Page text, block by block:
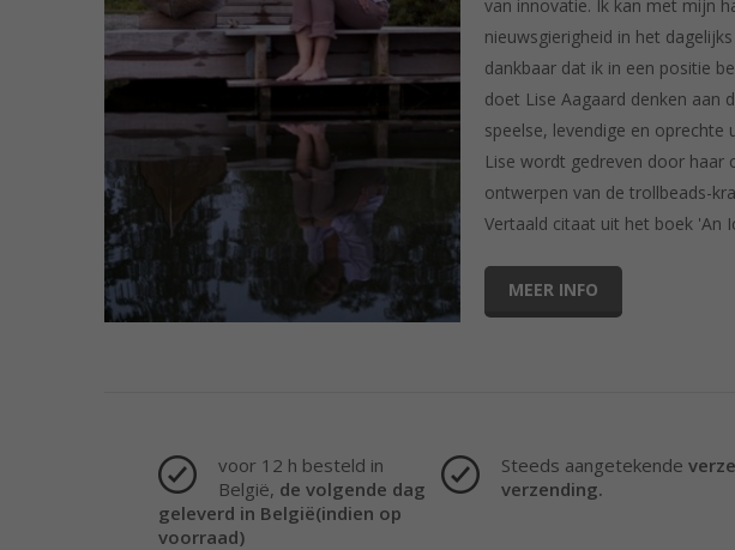
van innovatie. Ik kan met mijn
nieuwsgierigheid in het
dankbaar dat ik in een positie
doet Lise Aagaard denken aan
speelse, levendige en
Lise wordt gedreven door haar
ontwerpen van de trollbeads-
Vertaald citaat uit het boek 'An
MEER INFO
voor 12 h besteld in
België, de volgende dag
geleverd in België(indien op
voorraad)
Steeds aangetekende
verzending.